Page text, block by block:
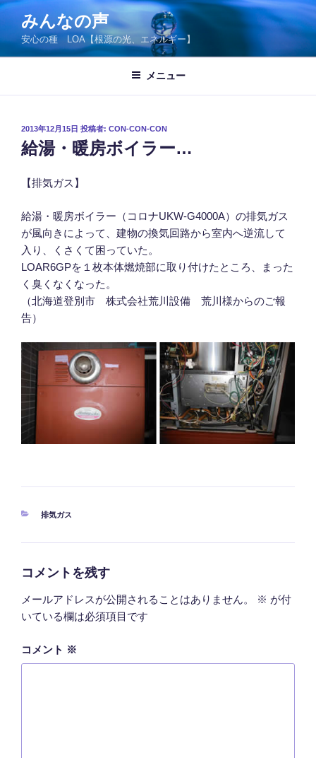
コ
テ
ン
へ
みんなの声
安心の種 LOA【根源の光、エネルギー】
メニュー
投
稿
日:
2013年12月15日 投稿者: CON-CON-CON
給湯・暖房ボイラー…
【排気ガス】
給湯・暖房ボイラー（コロナUKW-G4000A）の排気ガス
が風向きによって、建物の換気回路から室内へ逆流して
入り、くさくて困っていた。
LOAR6GPを１枚本体燃焼部に取り付けたところ、まった
く臭くなくなった。
（北海道登別市 株式会社荒川設備 荒川様からのご報
告）
カ
排気ガス
コメントを残す
メールアドレスが公開されることはありません。 ※ が付
いている欄は必須項目です
コメント ※